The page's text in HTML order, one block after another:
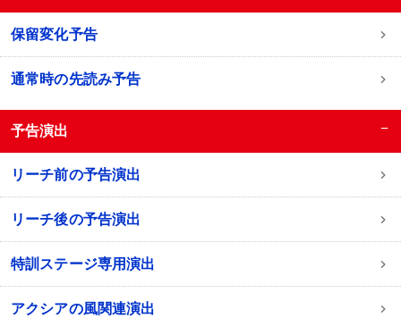
保留変化予告
通常時の先読み予告
予告演出 −
リーチ前の予告演出
リーチ後の予告演出
特訓ステージ専用演出
アクシアの風関連演出